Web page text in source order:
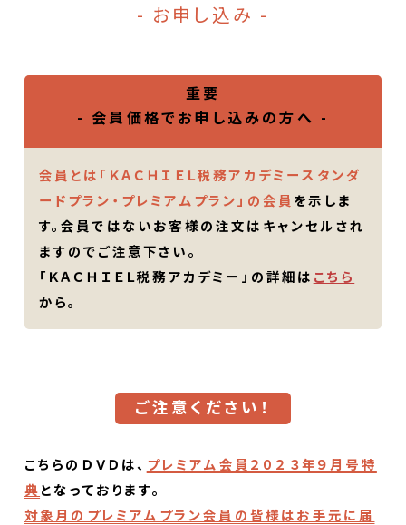
- お申し込み -
重要
- 会員価格でお申し込みの方へ -
会員とは「ＫＡＣＨＩＥＬ税務アカデミースタンダ
ードプラン・プレミアムプラン」の会員 を示しま
す。会員ではないお客様の注文はキャンセルされ
ますのでご注意下さい。
「ＫＡＣＨＩＥＬ税務アカデミー」の詳細は こちら
から。
ご注意ください！
こちらのＤＶＤは、 プレミアム会員２０２３年９月号特
典となっております。
対象月のプレミアムプラン会員の皆様はお手元に届